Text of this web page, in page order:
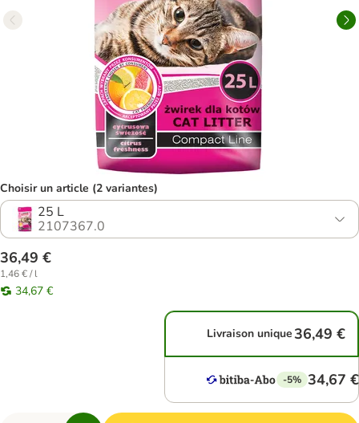
Choisir un article (2 variantes)
25 L
2107367.0
36,49 €
1,46 € / l
34,67 €
Livraison unique36,49 €
-5% 34,67 €